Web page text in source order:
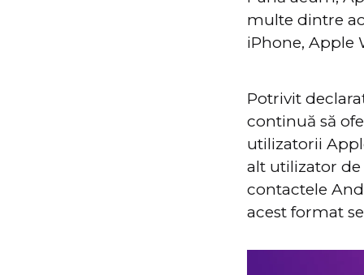
multe dintre
iPhone, Apple
Potrivit
continuă să
utilizatorii
alt utilizator
contactele
acest format